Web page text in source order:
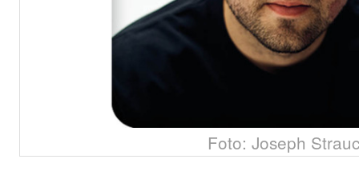
Foto: Joseph